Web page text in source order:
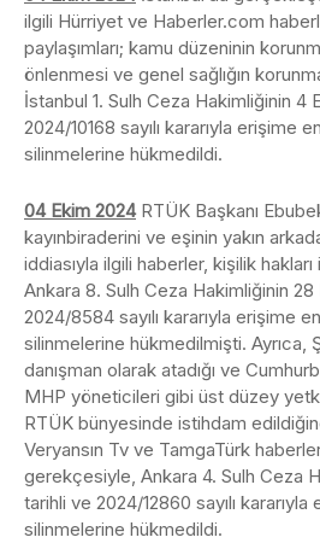
ilgili Hürriyet ve Haberler.com
paylaşımları; kamu düzeninin
önlenmesi ve genel sağlığın
İstanbul 1. Sulh Ceza Hakimliğinin 4
2024/10168 sayılı kararıyla erişime
silinmelerine hükmedildi.
04 Ekim 2024 RTÜK Başkanı
kayınbiraderini ve eşinin yakın
iddiasıyla ilgili haberler, kişilik
Ankara 8. Sulh Ceza Hakimliğinin
2024/8584 sayılı kararıyla erişime
silinmelerine hükmedilmişti. Ayrıca,
danışman olarak atadığı ve
MHP yöneticileri gibi üst düzey
RTÜK bünyesinde istihdam
Veryansın Tv ve TamgaTürk
gerekçesiyle, Ankara 4. Sulh Ceza
tarihli ve 2024/12860 sayılı
silinmelerine hükmedildi.